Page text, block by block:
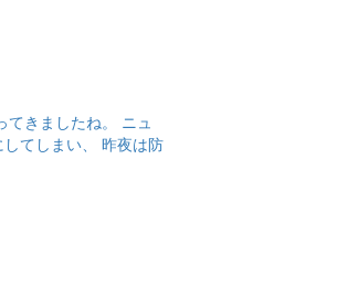
きましたね。 ニュ
てしまい、 昨夜は防